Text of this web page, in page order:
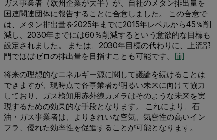
ガス事業者（欧州企業が大半）が、自社のメタン排出量を
国連関連団体に報告することに合意しました。 この合意で
は、メタン排出量を2025年までに2015年レベルから45％削
減し、2030年までには60％削減するという意欲的な目標も
設定されました。 または、2030年目標の代わりに、上流部
門でほぼゼロの排出量を目指すことも可能です。
[iii]
将来の理想的なエネルギー源に関して議論を続けることは
できますが、現時点で各事業者が明るい未来に向けて協力
しており、ガス検知用赤外線カメラはそのような未来を実
現するための効果的な手段となります。 これにより、石
油・ガス事業者は、よりきれいな空気、気密性の高いイン
フラ、優れた効率性を促進することが可能となります。